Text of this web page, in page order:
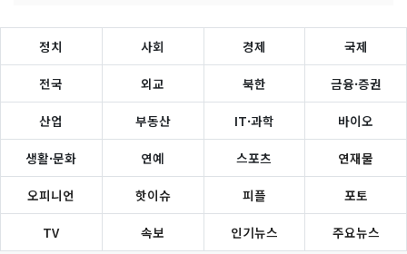
정치 사회 경제 국제
전국 외교 북한 금융·증권
산업 부동산 IT·과학 바이오
생활·문화 연예 스포츠 연재물
오피니언 핫이슈 피플 포토
TV 속보 인기뉴스 주요뉴스